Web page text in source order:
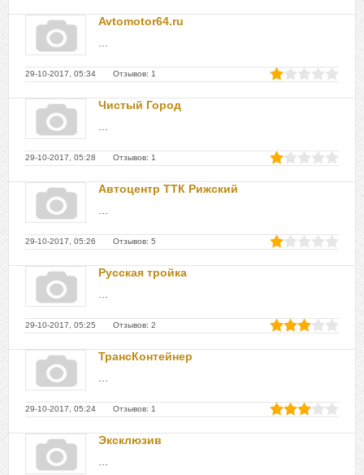
Avtomotor64.ru
29-10-2017, 05:34 Отзывов: 1
Чистый Город
29-10-2017, 05:28 Отзывов: 1
Автоцентр ТТК Рижский
29-10-2017, 05:26 Отзывов: 5
Русская тройка
29-10-2017, 05:25 Отзывов: 2
ТрансКонтейнер
29-10-2017, 05:24 Отзывов: 1
Эксклюзив